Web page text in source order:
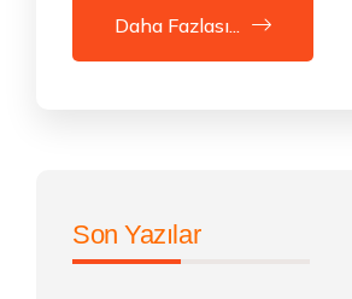
Daha Fazlası...
Son Yazılar